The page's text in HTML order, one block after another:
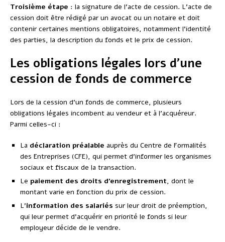
Troisième étape : la signature de l’acte de cession. L’acte de
cession doit être rédigé par un avocat ou un notaire et doit
contenir certaines mentions obligatoires, notamment l’identité
des parties, la description du fonds et le prix de cession.
Les obligations légales lors d’une
cession de fonds de commerce
Lors de la cession d’un fonds de commerce, plusieurs
obligations légales incombent au vendeur et à l’acquéreur.
Parmi celles-ci :
La déclaration préalable auprès du Centre de Formalités
des Entreprises (CFE), qui permet d’informer les organismes
sociaux et fiscaux de la transaction.
Le paiement des droits d’enregistrement, dont le
montant varie en fonction du prix de cession.
L’information des salariés sur leur droit de préemption,
qui leur permet d’acquérir en priorité le fonds si leur
employeur décide de le vendre.